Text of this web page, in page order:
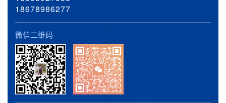
18678986277
微信二维码